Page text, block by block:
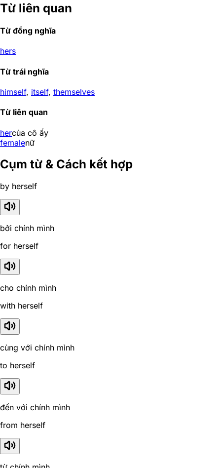
Từ liên quan
Từ đồng nghĩa
hers
Từ trái nghĩa
himself, itself, themselves
Từ liên quan
hercủa cô ấy
femalenữ
Cụm từ & Cách kết hợp
by herself
bởi chính mình
for herself
cho chính mình
with herself
cùng với chính mình
to herself
đến với chính mình
from herself